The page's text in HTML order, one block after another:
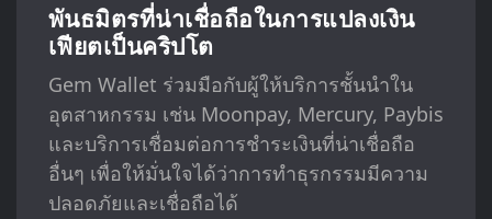
พันธมิตรที่น่าเชื่อถือในการแปลงเงิน
เฟียตเป็นคริปโต
Gem Wallet ร่วมมือกับผู้ให้บริการชั้นนำใน
อุตสาหกรรม เช่น Moonpay, Mercury, Paybis
และบริการเชื่อมต่อการชำระเงินที่น่าเชื่อถือ
อื่นๆ เพื่อให้มั่นใจได้ว่าการทำธุรกรรมมีความ
ปลอดภัยและเชื่อถือได้